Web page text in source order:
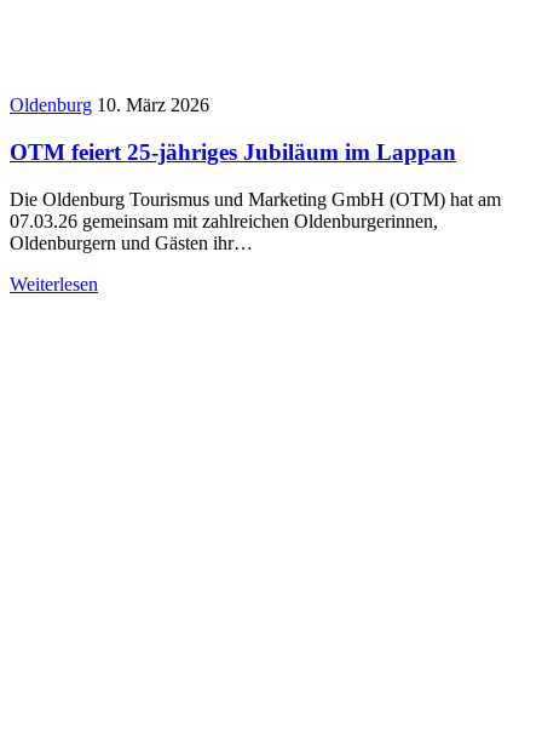
Oldenburg 10. März 2026
OTM feiert 25-jähriges Jubiläum im Lappan
Die Oldenburg Tourismus und Marketing GmbH (OTM) hat am
07.03.26 gemeinsam mit zahlreichen Oldenburgerinnen,
Oldenburgern und Gästen ihr…
Weiterlesen